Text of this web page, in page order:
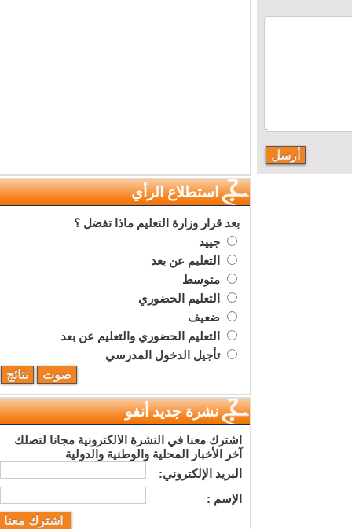
استطلاع الرأي
بعد قرار وزارة التعليم ماذا تفضل ؟
جييد
التعليم عن بعد
متوسط
التعليم الحضوري
ضعيف
التعليم الحضوري والتعليم عن بعد
تأجيل الدخول المدرسي
نشرة جديد أنفو
اشترك معنا في النشرة الالكترونية مجانا لتصلك
آخر الأخبار المحلية والوطنية والدولية
البريد اﻹلكتروني:
اﻹسم :